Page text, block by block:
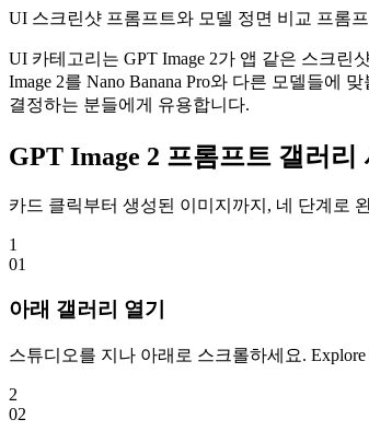
UI 스크린샷 프롬프트와 모델 정면 비교 프롬
UI 카테고리는 GPT Image 2가 앱 같은 스크
Image 2를 Nano Banana Pro와 다른 모델들에
결정하는 분들에게 유용합니다.
GPT Image 2 프롬프트 갤러리
카드 클릭부터 생성된 이미지까지, 네 단계로
1
01
아래 갤러리 열기
스튜디오를 지나 아래로 스크롤하세요.
2
02